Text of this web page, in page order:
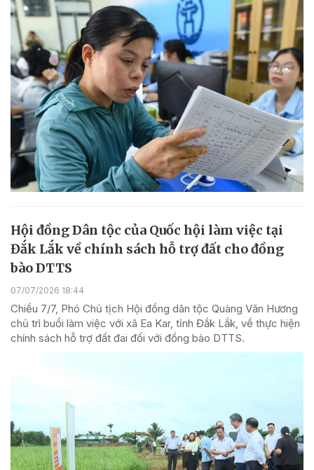
Hội đồng Dân tộc của Quốc hội làm việc tại
Đắk Lắk về chính sách hỗ trợ đất cho đồng
bào DTTS
07/07/2026 18:44
Chiều 7/7, Phó Chủ tịch Hội đồng dân tộc Quàng Văn Hương
chủ trì buổi làm việc với xã Ea Kar, tỉnh Đắk Lắk, về thực hiện
chính sách hỗ trợ đất đai đối với đồng bào DTTS.